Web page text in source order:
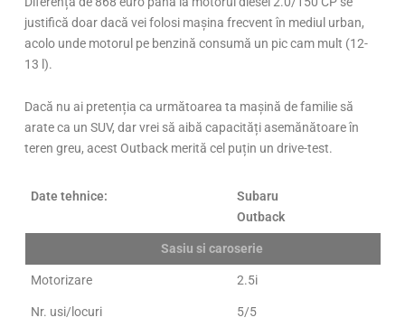
justifică doar dacă vei folosi mașina frecvent în mediul urban,
acolo unde motorul pe benzină consumă un pic cam mult (12-
13 l).
Dacă nu ai pretenția ca următoarea ta mașină de familie să
arate ca un SUV, dar vrei să aibă capacități asemănătoare în
teren greu, acest Outback merită cel puțin un drive-test.
Date tehnice:
Subaru
Outback
Sasiu si caroserie
Motorizare 2.5i
Nr. usi/locuri 5/5